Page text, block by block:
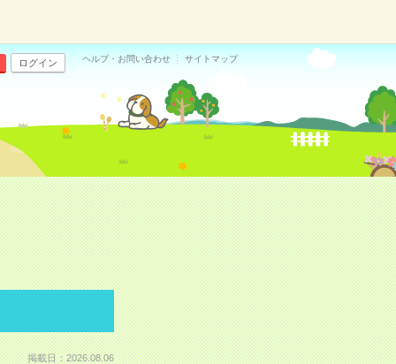
ログイン ヘルプ・お問い合わせ サイトマップ
掲載日：2026.08.06